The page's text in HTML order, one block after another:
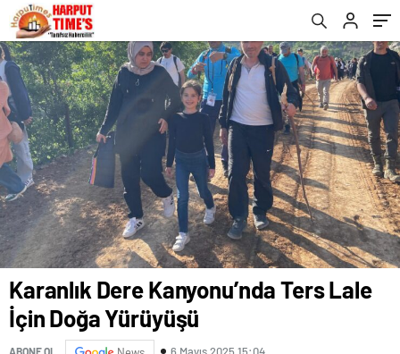
Karanlık Dere Kanyonu’nda Ters Lale
İçin Doğa Yürüyüşü
ABONE OL 6 Mayıs 2025 15:04